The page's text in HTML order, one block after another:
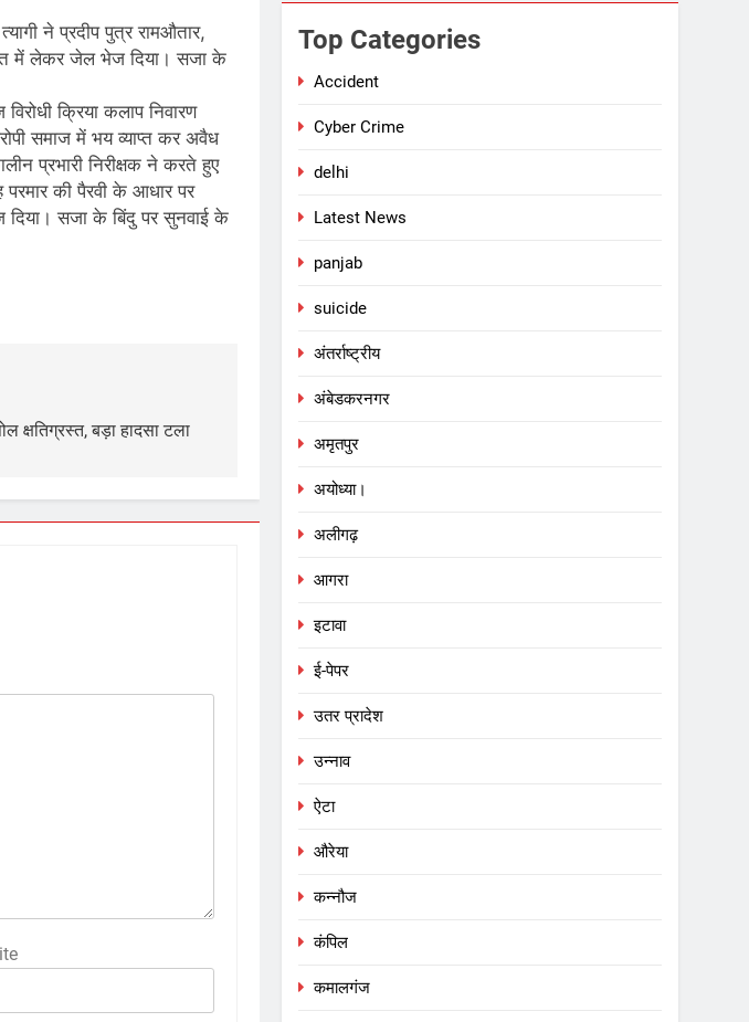
ने प्रदीप पुत्र रामऔतार,
में लेकर जेल भेज दिया। सजा के
क्रिया कलाप निवारण
समाज में भय व्याप्त कर अवैध
प्रभारी निरीक्षक ने करते हुए
की पैरवी के आधार पर
दिया। सजा के बिंदु पर सुनवाई के
क्षतिग्रस्त, बड़ा हादसा टला
Top Categories
Accident
Cyber Crime
delhi
Latest News
panjab
suicide
अंतर्राष्ट्रीय
अंबेडकरनगर
अमृतपुर
अयोध्या।
अलीगढ़
आगरा
इटावा
ई-पेपर
उतर प्रादेश
उन्नाव
ऐटा
औरेया
कन्नौज
कंपिल
कमालगंज